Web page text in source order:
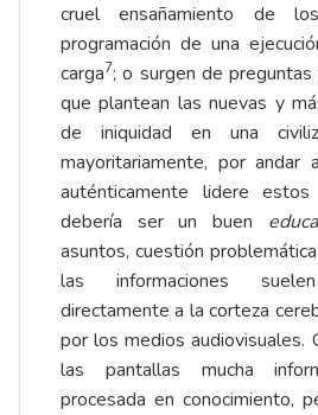
cruel ensañamiento de
programación de una
carga7; o surgen de
que plantean las nuevas y
de iniquidad en una
mayoritariamente, por andar
auténticamente lidere
debería ser un buen
asuntos, cuestión
las informaciones
directamente a la corteza
por los medios audiovisuales.
las pantallas mucha
procesada en conocimiento,